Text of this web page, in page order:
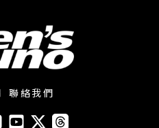
聯絡我們